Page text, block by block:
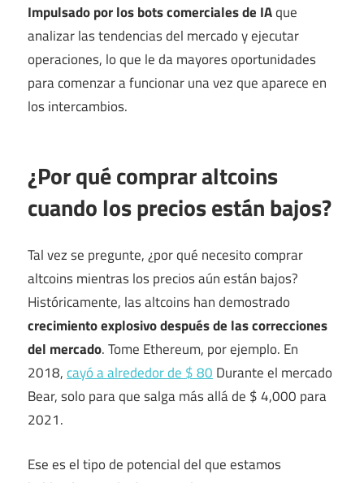
Impulsado por los bots comerciales de IAque
analizar las tendencias del mercado y ejecutar
operaciones, lo que le da mayores oportunidades
para comenzar a funcionar una vez que aparece en
los intercambios.
¿Por qué comprar altcoins
cuando los precios están bajos?
Tal vez se pregunte, ¿por qué necesito comprar
altcoins mientras los precios aún están bajos?
Históricamente, las altcoins han demostrado
crecimiento explosivo después de las correcciones
del mercado. Tome Ethereum, por ejemplo. En
2018,cayó a alrededor de $ 80 Durante el mercado
Bear, solo para que salga más allá de $ 4,000 para
2021.
Ese es el tipo de potencial del que estamos